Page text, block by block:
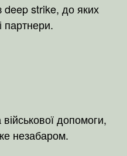
deep strike, до яких
партнери.
допомоги,
незабаром.